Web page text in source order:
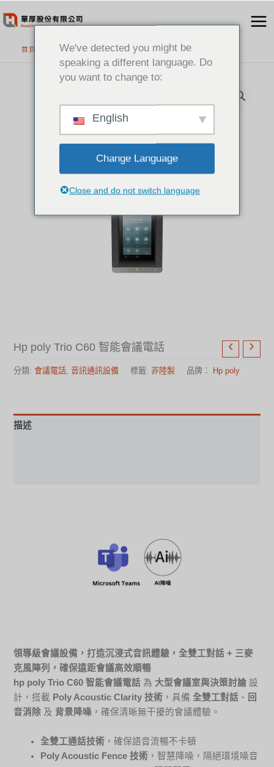
至
首頁 精選產品
Hp poly Trio C60 智能會議電話
分類:會議電話 ,音訊通訊設備 標籤:非陸製 品牌： Hp poly
描述
領導級會議設備，打造沉浸式音訊體驗，全雙工對話+ 三麥
克風陣列，確保遠距會議高效順暢
hp poly Trio C60 智能會議電話 為 大型會議室與決策討論 設
計，搭載 Poly Acoustic Clarity技術 ，具備全雙工對話 、 回
音消除 及 背景降噪 ，確保清晰無干擾的會議體驗。
全雙工通話技術 ，確保語音流暢不卡頓
Poly Acoustic Fence技術 ，智慧降噪，隔絕環境噪音
We've detected you might be
speaking a different language. Do
you want to change to:
English
Change Language
Close and do not switch language